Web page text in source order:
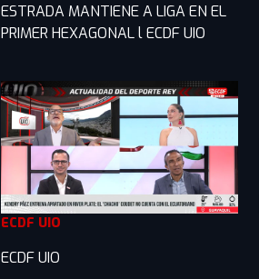
ESTRADA MANTIENE A LIGA EN EL
PRIMER HEXAGONAL l ECDF UIO
ECDF UIO
ECDF UIO